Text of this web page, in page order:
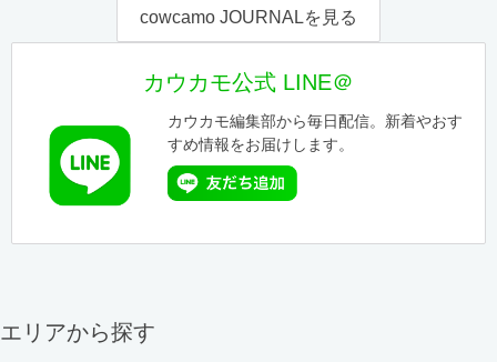
cowcamo JOURNALを見る
カウカモ公式 LINE＠
カウカモ編集部から毎日配信。新着やおす
すめ情報をお届けします。
エリアから探す